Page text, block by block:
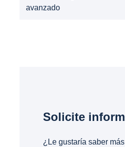
avanzado
Solicite
¿Le gustaría saber